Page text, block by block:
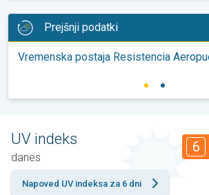
Prejšnji podatki
Vremenska postaja Resistencia
UV indeks
danes
6
Napoved UV indeksa za 6 dni